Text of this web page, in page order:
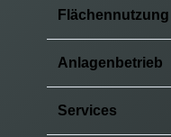
Flächennutzung
Anlagenbetrieb
Services